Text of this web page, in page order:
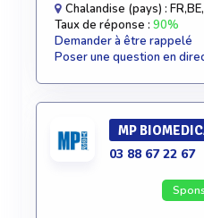
Chalandise (pays) :
Taux de réponse : 90%
Demander à être rappelé
Poser une question en
MP
03 88 67 22 67